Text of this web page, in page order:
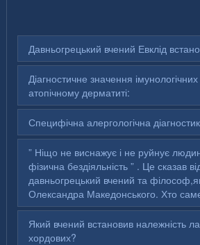
Давньогрецький вчений Евклід
Діагностичне значення імунологічних
атопічному дерматиті:
Специфічна алергологічна
” Ніщо не виснажує і не руйнує
фізична бездіяльність ” . Це сказав
давньогрецький вчений та
Олександра Македонського. Хто
Який вчений встановив належність
хордових?